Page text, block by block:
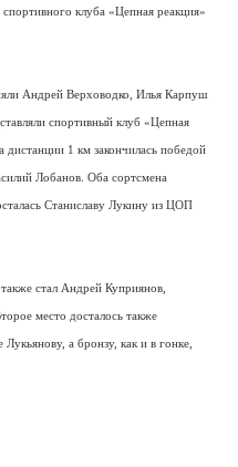
клуба «Цепная реакция»
Андрей Верховодко, Илья Карпуш
спортивный клуб «Цепная
1 км закончилась победой
Лобанов. Оба сортсмена
Станиславу Лукину из ЦОП
стал Андрей Куприянов,
место досталось также
а бронзу, как и в гонке,